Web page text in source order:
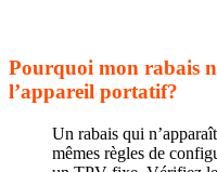
Pourquoi mon rabais
l’appareil portatif?
Un rabais qui
mêmes règles de